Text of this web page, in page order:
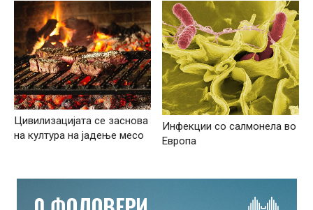
Цивилизацијата се заснова
на култура на јадење месо
Инфекции со салмонела во
Европа